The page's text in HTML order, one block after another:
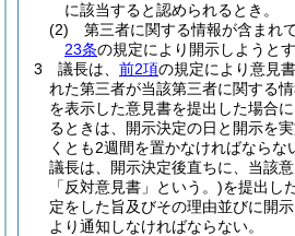
に該当すると認められるとき。
(2)
第三者に関する情報が含まれ
23条の規定により開示しようとす
3
議長は、 前2項の規定により意見
れた第三者が当該第三者に関する
を表示した意見書を提出した場合
るときは、開示決定の日と開示を
くとも2週間を置かなければならな
議長は、開示決定後直ちに、当該
「反対意見書」という。)を提出し
定をした旨及びその理由並びに開
より通知しなければならない。